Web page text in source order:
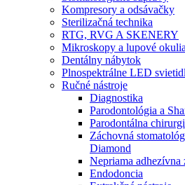
Kompresory a odsávačky
Sterilizačná technika
RTG, RVG A SKENERY
Mikroskopy a lupové
Dentálny nábytok
Plnospektrálne LED
Ručné nástroje
Diagnostika
Parodontológia a
Parodontálna
Záchovná
Diamond
Nepriama adhezívna
Endodoncia